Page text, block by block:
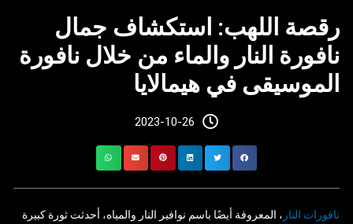
رقصة اللهب: استكشاف جمال
نافورة النار والماء من خلال نافورة
الموسيقى في هيمالايا
2023-10-26
نافورات النار ، المعروفة أيضًا باسم نوافير النار والمياه، أحدثت ثورة كبيرة